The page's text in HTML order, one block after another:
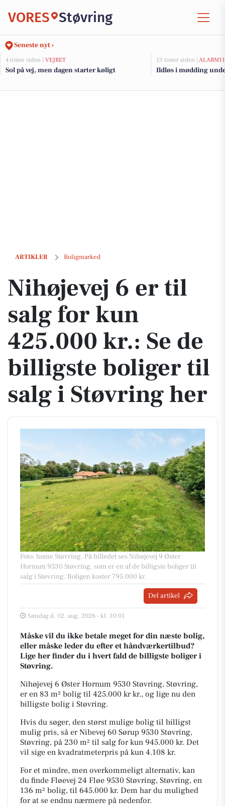
VORES Støvring
Seneste nyt ›
4 timer siden | VEJRET
Sol på vej, men dagen starter køligt
13 timer siden |
Ildløs i mødding
ARTIKLER Boligmarked
Nihøjevej 6 er til salg for kun 425.000 kr.: Se de billigste boliger til
Nihøjevej 6 er til
salg for kun
425.000 kr.: Se de
billigste boliger til
salg i Støvring her
Foto: home Støvring. På billedet ses Nihøjevej 9 Øster
Hornum 9530 Støvring, som er en af de billigste boliger til
salg i Støvring. Boligen koster 795.000 kr.
Del artikel
Søndag d. 02. aug. 2026 - kl. 10:01
Måske vil du ikke betale meget for din næste bolig,
eller måske leder du efter et håndværkertilbud?
Lige her finder du i hvert fald de billigste boliger i
Støvring.
Nihøjevej 6 Øster Hornum 9530 Støvring, Støvring,
er en 83 m² bolig til 425.000 kr kr., og lige nu den
billigste bolig i Støvring.
Hvis du søger, den størst mulige bolig til billigst
mulig pris, så er Nibevej 60 Sørup 9530 Støvring,
Støvring, på 230 m² til salg for kun 945.000 kr. Det
vil sige en kvadratmeterpris på kun 4.108 kr.
For et mindre, men overkommeligt alternativ, kan
du finde Fløevej 24 Fløe 9530 Støvring, Støvring, en
136 m² bolig, til 645.000 kr. Dem har du mulighed
for at se endnu nærmere på nedenfor.